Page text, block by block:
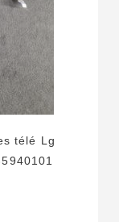
télé Lg